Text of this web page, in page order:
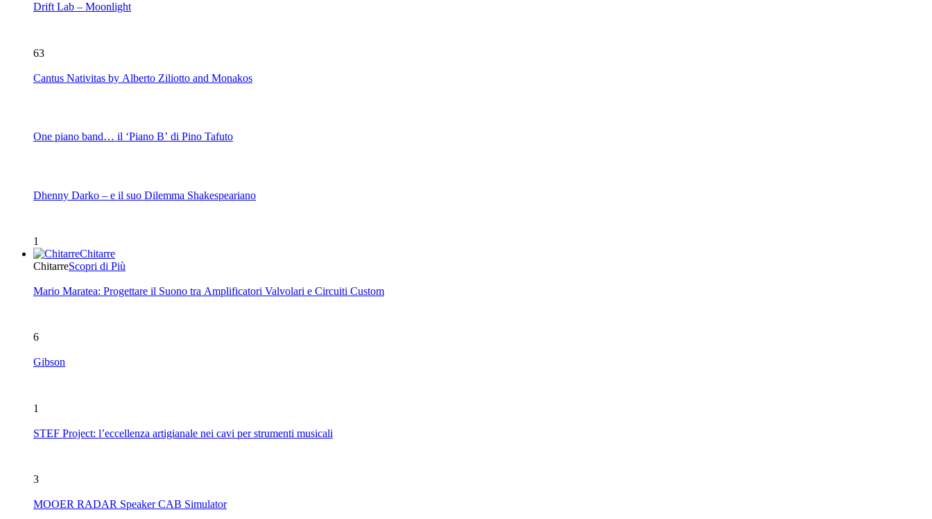
Drift Lab – Moonlight
63
Cantus Nativitas by Alberto Ziliotto and Monakos
One piano band… il ‘Piano B’ di Pino Tafuto
Dhenny Darko – e il suo Dilemma Shakespeariano
1
Chitarre
ChitarreScopri di Più
Mario Maratea: Progettare il Suono tra Amplificatori Valvolari e Circuiti Custom
6
Gibson
1
STEF Project: l’eccellenza artigianale nei cavi per strumenti musicali
3
MOOER RADAR Speaker CAB Simulator